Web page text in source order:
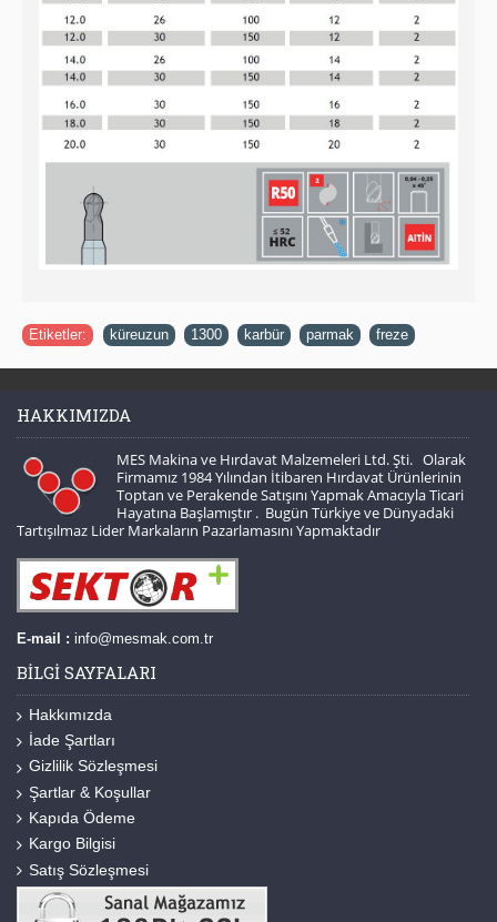
Etiketler: küreuzun 1300 karbür parmak freze
HAKKIMIZDA
MES Makina ve Hırdavat Malzemeleri Ltd. Şti. Olarak
Firmamız 1984 Yılından İtibaren Hırdavat Ürünlerinin
Toptan ve Perakende Satışını Yapmak Amacıyla Ticari
Hayatına Başlamıştır . Bugün Türkiye ve Dünyadaki
Tartışılmaz Lider Markaların Pazarlamasını Yapmaktadır
E-mail : info@mesmak.com.tr
BILGI SAYFALARI
Hakkımızda
İade Şartları
Gizlilik Sözleşmesi
Şartlar & Koşullar
Kapıda Ödeme
Kargo Bilgisi
Satış Sözleşmesi